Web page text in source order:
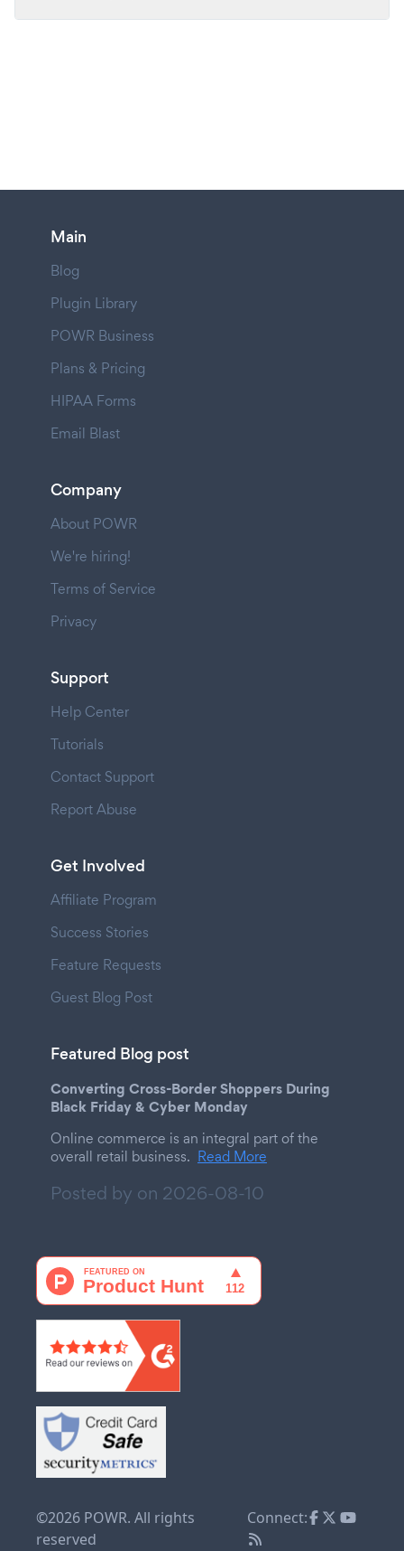
Main
Blog
Plugin Library
POWR Business
Plans & Pricing
HIPAA Forms
Email Blast
Company
About POWR
We're hiring!
Terms of Service
Privacy
Support
Help Center
Tutorials
Contact Support
Report Abuse
Get Involved
Affiliate Program
Success Stories
Feature Requests
Guest Blog Post
Featured Blog post
Converting Cross-Border Shoppers During
Black Friday & Cyber Monday
Online commerce is an integral part of the
overall retail business. Read More
Posted by on 2026-08-10
©2026 POWR. All rights
reserved
Connect: